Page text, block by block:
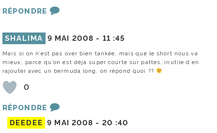
RÉPONDRE
SHALIMA 9 MAI 2008 - 11 :45
Mais si on n’est pas over bien tankée, mais que le short nous va
mieux, parce qu’on est déjà super courte sur pattes, inutile d’en
rajouter avec un bermuda long, on répond quoi ??
0
RÉPONDRE
DEEDEE 9 MAI 2008 - 20 :40